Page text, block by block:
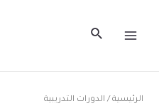
MENUالبحث
الرئيسية/ الدورات التدريبية